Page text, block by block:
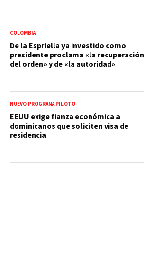
COLOMBIA
De la Espriella ya investido como
presidente proclama «la recuperación
del orden» y de «la autoridad»
NUEVO PROGRAMA PILOTO
EEUU exige fianza económica a
dominicanos que soliciten visa de
residencia